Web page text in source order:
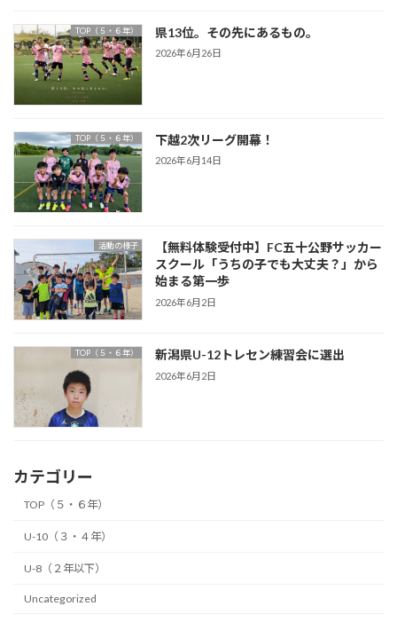
TOP（５・６年） 県13位。その先にあるもの。
2026年6月26日
TOP（５・６年） 下越2次リーグ開幕！
2026年6月14日
活動の様子
【無料体験受付中】FC五十公野サッカー
スクール「うちの子でも大丈夫？」から
始まる第一歩
2026年6月2日
TOP（５・６年） 新潟県U-12トレセン練習会に選出
2026年6月2日
カテゴリー
TOP（５・６年）
U-10（３・４年）
U-8（２年以下）
Uncategorized